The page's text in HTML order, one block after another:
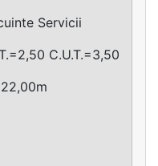
Servicii
C.U.T.=3,50